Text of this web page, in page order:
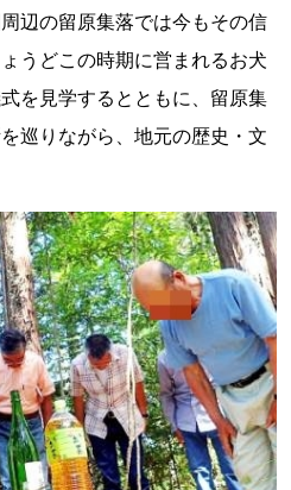
辺の留原集落では今もその信
うどこの時期に営まれるお犬
を見学するとともに、留原集
巡りながら、地元の歴史・文